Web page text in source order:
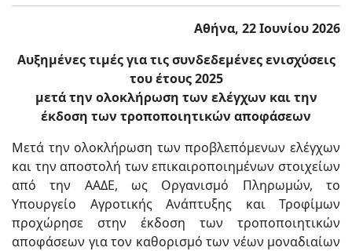
Αθήνα, 22 Ιουνίου 2026
Αυξημένες τιμές για τις συνδεδεμένες ενισχύσεις
του έτους 2025
μετά την ολοκλήρωση των ελέγχων και την
έκδοση των τροποποιητικών αποφάσεων
Μετά την ολοκλήρωση των προβλεπόμενων ελέγχων
και την αποστολή των επικαιροποιημένων στοιχείων
από την ΑΑΔΕ, ως Οργανισμό Πληρωμών, το
Υπουργείο Αγροτικής Ανάπτυξης και Τροφίμων
προχώρησε στην έκδοση των τροποποιητικών
αποφάσεων για τον καθορισμό των νέων μοναδιαίων